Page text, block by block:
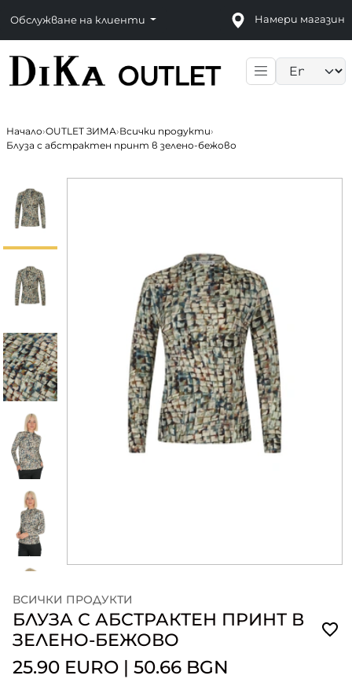
Обслужване на клиенти Намери магазин
Начало›OUTLET ЗИМА›Всички продукти›
Блуза с абстрактен принт в зелено-бежово
ВСИЧКИ ПРОДУКТИ
БЛУЗА С АБСТРАКТЕН ПРИНТ В
ЗЕЛЕНО-БЕЖОВО
25.90 EURO | 50.66 BGN